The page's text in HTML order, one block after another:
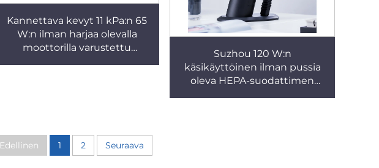
Kannettava kevyt 11 kPa:n 65
W:n ilman harjaa olevalla
moottorilla varustettu
Suzhou 120 W:n
käsikäyttöinen ilman pussia
oleva HEPA-suodattimen
Edellinen 1 2 Seuraava